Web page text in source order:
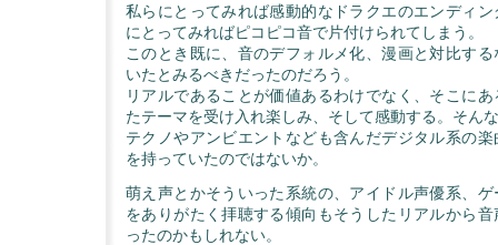
私らにとってみれば感動的なドラクエのエンディ
にとってみればピコピコ音で片付けられてしまう。
このとき既に、音のデフォルメ化、漫画と対比す
いたとみるべきだったのだろう。
リアルであることが価値あるわけでなく、そこに
たテーマを受け入れ楽しみ、そして感動する。そん
テクノやアンビエントなども含んだデジタル系の
を持っていたのではないか。
萌え声とかそういった系統の、アイドル声優系、
をありがたく拝聴する傾向もそうしたリアルから
ったのかもしれない。